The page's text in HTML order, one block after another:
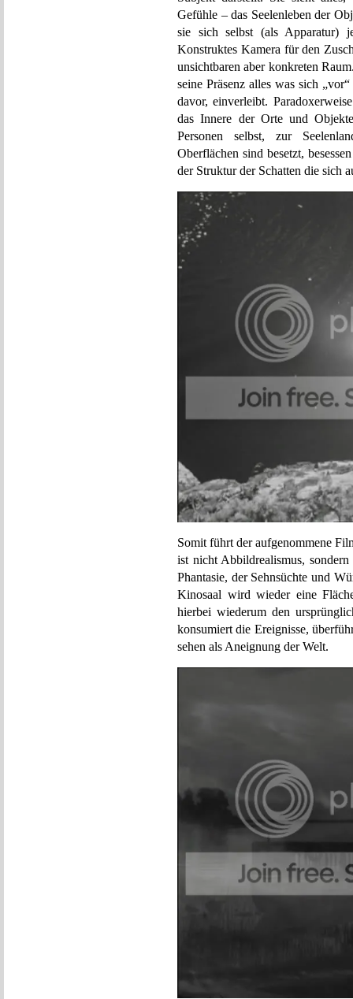
Gefühle – das Seelenleben der
sie sich selbst (als Apparatur)
Konstruktes Kamera für den
unsichtbaren aber konkreten
seine Präsenz alles was sich
davor, einverleibt.
das Innere der Orte und
Personen selbst, zur
Oberflächen sind besetzt,
der Struktur der Schatten die sich
Somit führt der aufgenommene
ist nicht Abbildrealismus,
Phantasie, der Sehnsüchte und
Kinosaal wird wieder eine
hierbei wiederum den
konsumiert die Ereignisse,
sehen als Aneignung der Welt.